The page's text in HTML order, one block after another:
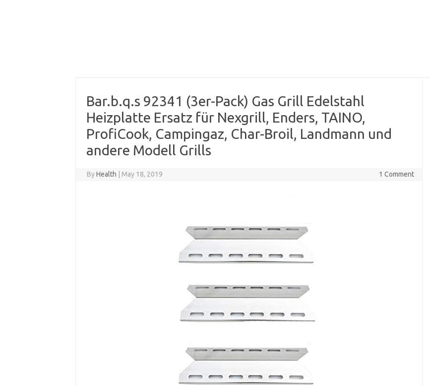
Bar.b.q.s 92341 (3er-Pack) Gas Grill Edelstahl
Heizplatte Ersatz für Nexgrill, Enders, TAINO,
ProfiCook, Campingaz, Char-Broil, Landmann und
andere Modell Grills
ByHealth May 18, 2019 1 Comment